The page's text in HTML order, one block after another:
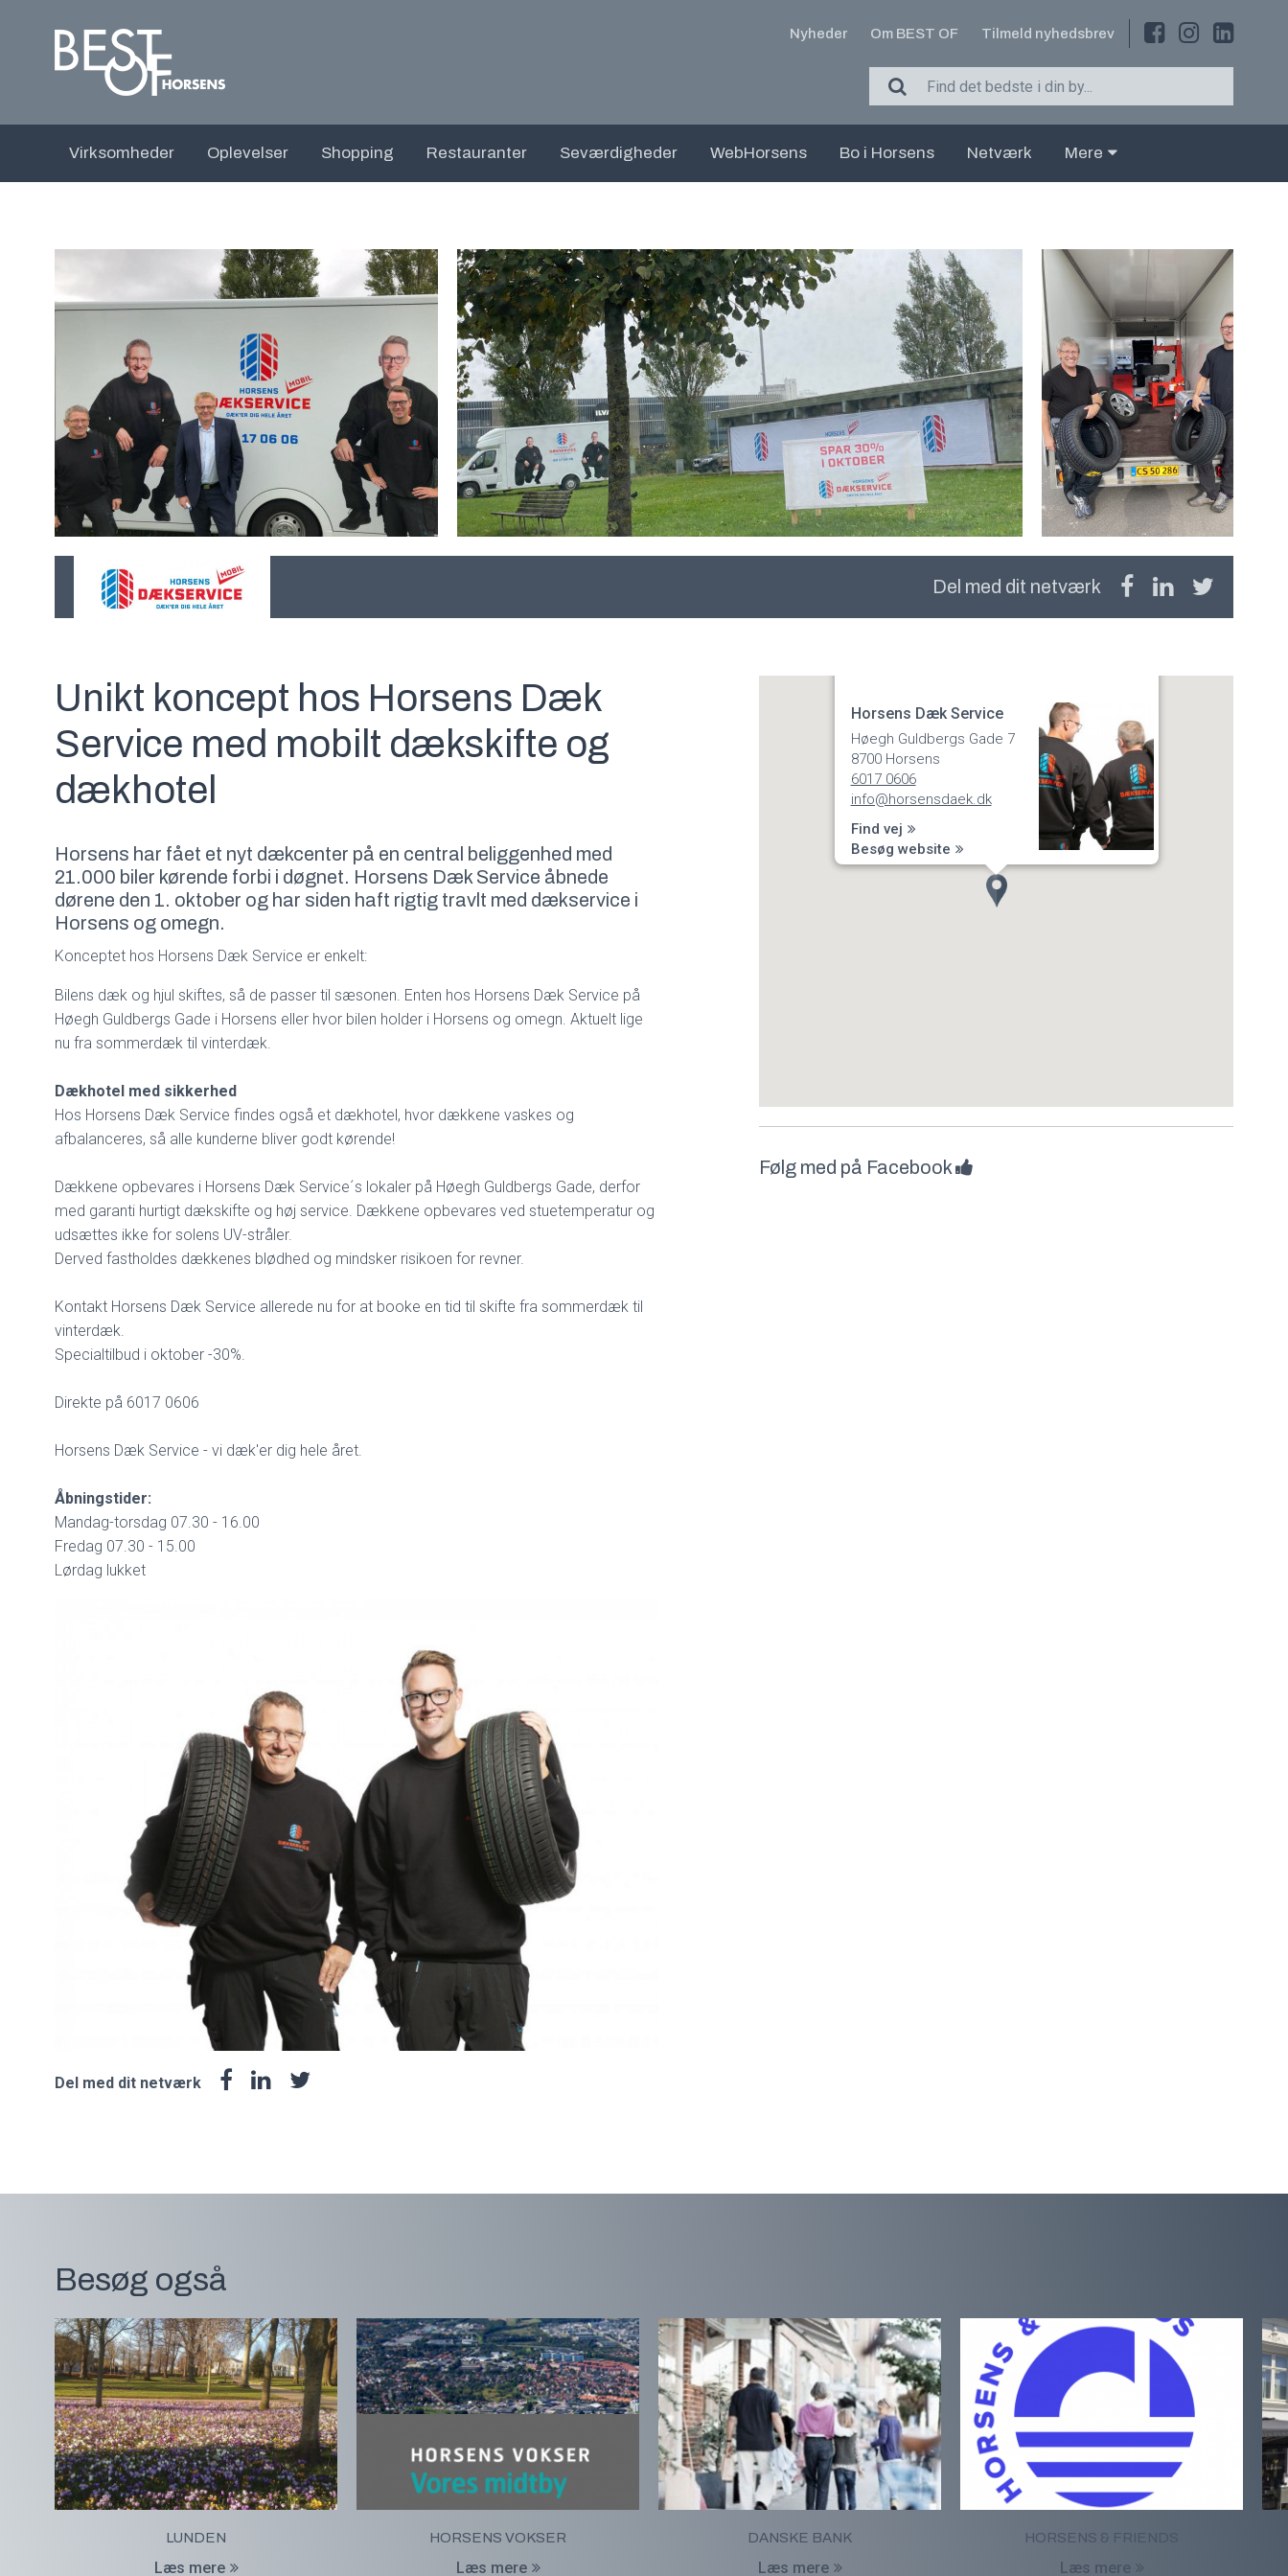
Nyheder Om BEST OF Tilmeld nyhedsbrev
Virksomheder Oplevelser Shopping Restauranter Seværdigheder WebHorsens Bo i Horsens Netværk Mere
Del med dit netværk
Unikt koncept hos Horsens Dæk
Service med mobilt dækskifte og
dækhotel
Horsens har fået et nyt dækcenter på en central beliggenhed med
21.000 biler kørende forbi i døgnet. Horsens Dæk Service åbnede
dørene den 1. oktober og har siden haft rigtig travlt med dækservice i
Horsens og omegn.
Konceptet hos Horsens Dæk Service er enkelt:
Bilens dæk og hjul skiftes, så de passer til sæsonen. Enten hos Horsens Dæk Service på
Høegh Guldbergs Gade i Horsens eller hvor bilen holder i Horsens og omegn. Aktuelt lige
nu fra sommerdæk til vinterdæk.
Dækhotel med sikkerhed
Hos Horsens Dæk Service findes også et dækhotel, hvor dækkene vaskes og
afbalanceres, så alle kunderne bliver godt kørende!
Dækkene opbevares i Horsens Dæk Service´s lokaler på Høegh Guldbergs Gade, derfor
med garanti hurtigt dækskifte og høj service. Dækkene opbevares ved stuetemperatur og
udsættes ikke for solens UV-stråler.
Derved fastholdes dækkenes blødhed og mindsker risikoen for revner.
Kontakt Horsens Dæk Service allerede nu for at booke en tid til skifte fra sommerdæk til
vinterdæk.
Specialtilbud i oktober -30%.
Direkte på 6017 0606
Horsens Dæk Service - vi dæk'er dig hele året.
Åbningstider:
Mandag-torsdag 07.30 - 16.00
Fredag 07.30 - 15.00
Lørdag lukket
Del med dit netværk
Horsens Dæk Service
Høegh Guldbergs Gade 7
8700 Horsens
6017 0606
info@horsensdaek.dk
Find vej
Besøg website
Følg med på Facebook
Besøg også
LUNDEN
Læs mere
HORSENS VOKSER
Læs mere
DANSKE BANK
Læs mere
HORSENS & FRIENDS
Læs mere